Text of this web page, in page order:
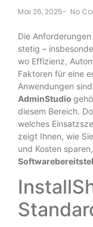
Mai 26, 2025- No
Die
stetig –
wo Effizienz,
Faktoren für eine
Anwendungen
AdminStudio
diesem Bereich.
welches
zeigt Ihnen, wie
und Kosten